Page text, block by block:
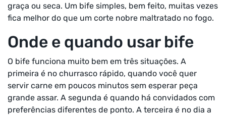
graça ou seca. Um bife simples, bem feito, muitas vezes
fica melhor do que um corte nobre maltratado no fogo.
Onde e quando usar bife
O bife funciona muito bem em três situações. A
primeira é no churrasco rápido, quando você quer
servir carne em poucos minutos sem esperar peça
grande assar. A segunda é quando há convidados com
preferências diferentes de ponto. A terceira é no dia a